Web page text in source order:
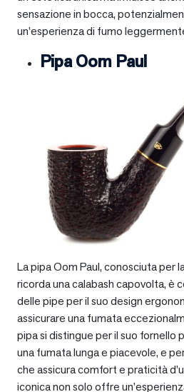
sensazione in bocca,
un’esperienza di fumo
Pipa Oom Paul
La pipa Oom Paul, conosciuta per
ricorda una calabash capovolta, è
delle pipe per il suo design
assicurare una fumata
pipa si distingue per il suo
una fumata lunga e piacevole, e
che assicura comfort e praticità
iconica non solo offre